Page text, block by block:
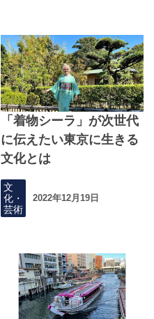
「着物シーラ」が次世代
に伝えたい東京に生きる
文化とは
文
化・
芸術
2022年12月19日